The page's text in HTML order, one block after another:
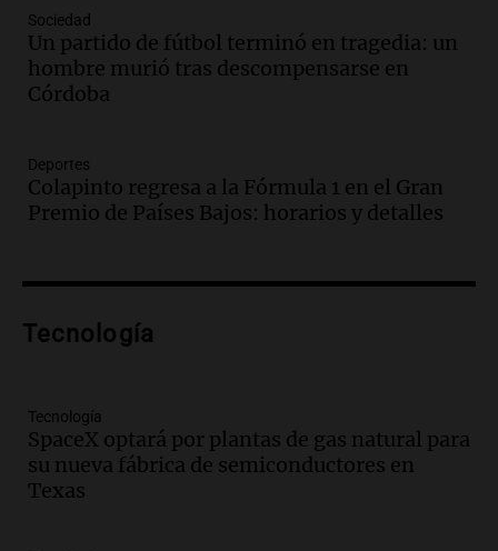
Episodios
Audio.Casabindo se prepara para una
celebración única: 30.000 turistas y el
tradicional Toreo de la Vincha
Audio. Borges, abogada de Pourrain:
"Tres hombres se lo llevaron para
hacerle preguntas y nunca regresó"
Episodios
metros del río Suquía y retiraron hasta
Episodios
Audio.La historia de la servilleta que
firmó Jorge Messi para el primer
contrato de Leo con Barcelona
Sociedad
Un partido de fútbol terminó en tragedia: un
hombre murió tras descompensarse en
Córdoba
Deportes
Colapinto regresa a la Fórmula 1 en el Gran
Premio de Países Bajos: horarios y detalles
Tecnología
Tecnología
SpaceX optará por plantas de gas natural para
su nueva fábrica de semiconductores en
Texas